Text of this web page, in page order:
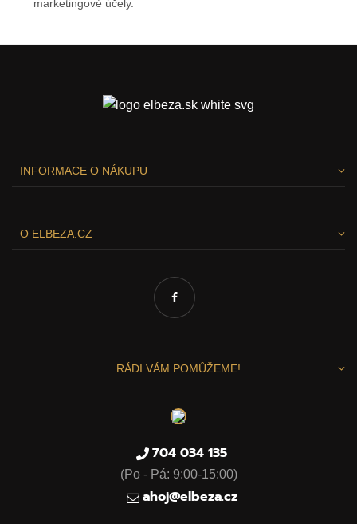
marketingové účely.
INFORMACE O NÁKUPU
O ELBEZA.CZ
RÁDI VÁM POMŮŽEME!
704 034 135
(Po - Pá: 9:00-15:00)
ahoj@elbeza.cz
Vážíme si vašeho soukromí
Tato stránka používá cookies, aby vám nabídla skvělý zážitek
z procházení. Všechny důležité informace naleznete na